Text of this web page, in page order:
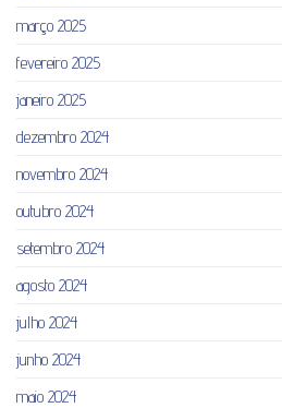
março 2025
fevereiro 2025
janeiro 2025
dezembro 2024
novembro 2024
outubro 2024
setembro 2024
agosto 2024
julho 2024
junho 2024
maio 2024